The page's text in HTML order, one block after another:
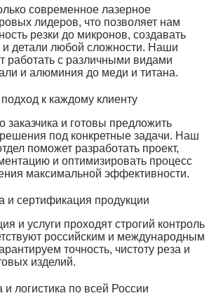
современное лазерное
лидеров, что позволяет нам
резки до микронов, создавать
детали любой сложности. Наши
работать с различными видами
и алюминия до меди и титана.
к каждому клиенту
и готовы предложить
под конкретные задачи. Наш
поможет разработать проект,
и оптимизировать процесс
максимальной эффективности.
и сертификация продукции
и услуги проходят строгий контроль
российским и международным
точность, чистоту реза и
изделий.
и логистика по всей России